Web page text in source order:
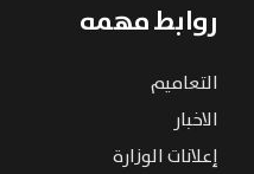
روابط مهمه
التعاميم
الاخبار
إعلانات الوزارة